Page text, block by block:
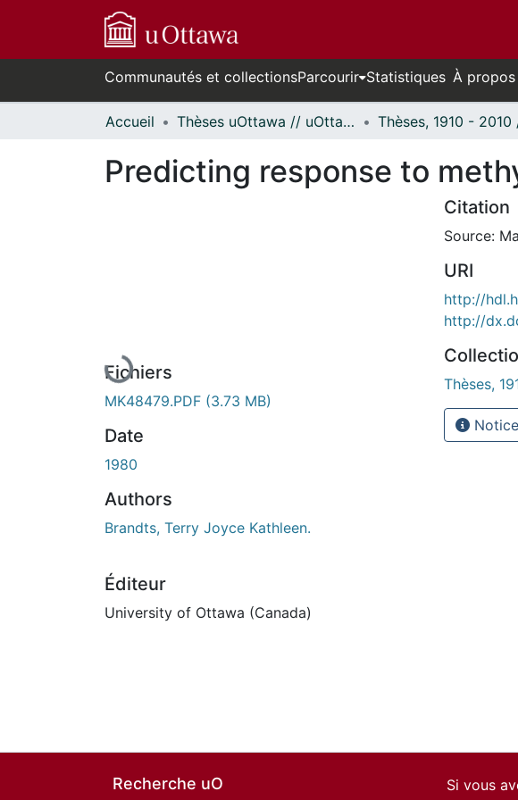
Communautés et collectionsParcourir Statistiques À propos
Accueil Thèses uOttawa // uOttawa Theses
Predicting response to
En cours de chargement...
Fichiers
MK48479.PDF (3.73 MB)
Date
1980
Authors
Brandts, Terry Joyce Kathleen.
Éditeur
University of Ottawa (Canada)
Citation
Source:
URI
http://
http://
Thèses,
Recherche uO
Si vous